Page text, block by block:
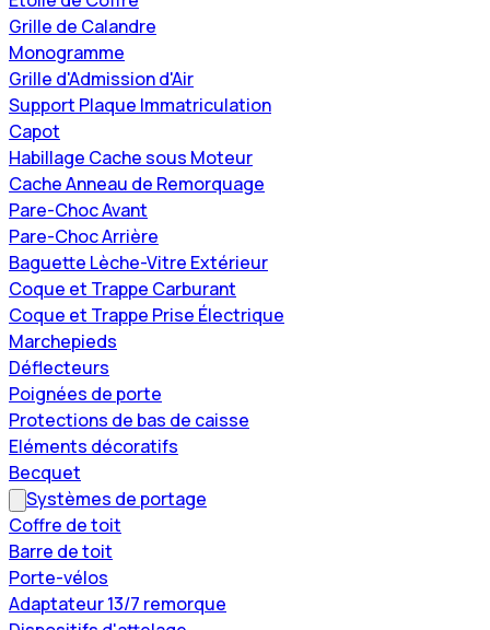
Grille de Calandre
Monogramme
Grille d'Admission d'Air
Support Plaque Immatriculation
Capot
Habillage Cache sous Moteur
Cache Anneau de Remorquage
Pare-Choc Avant
Pare-Choc Arrière
Baguette Lèche-Vitre Extérieur
Coque et Trappe Carburant
Coque et Trappe Prise Électrique
Marchepieds
Déflecteurs
Poignées de porte
Protections de bas de caisse
Eléments décoratifs
Becquet
Systèmes de portage
Coffre de toit
Barre de toit
Porte-vélos
Adaptateur 13/7 remorque